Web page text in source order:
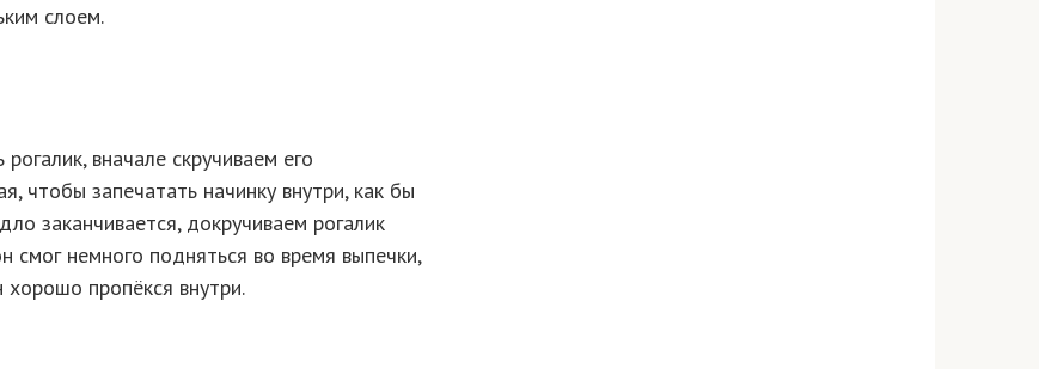
слоем.
вначале скручиваем его
чтобы запечатать начинку внутри, как бы
заканчивается, докручиваем рогалик
смог немного подняться во время выпечки,
пропёкся внутри.